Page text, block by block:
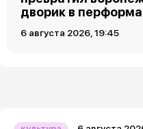
дворик в
6 августа 2026, 19:45